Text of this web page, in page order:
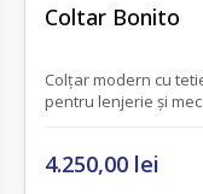
Coltar Bonito
Colțar modern cu
pentru lenjerie și
4.250,00 lei